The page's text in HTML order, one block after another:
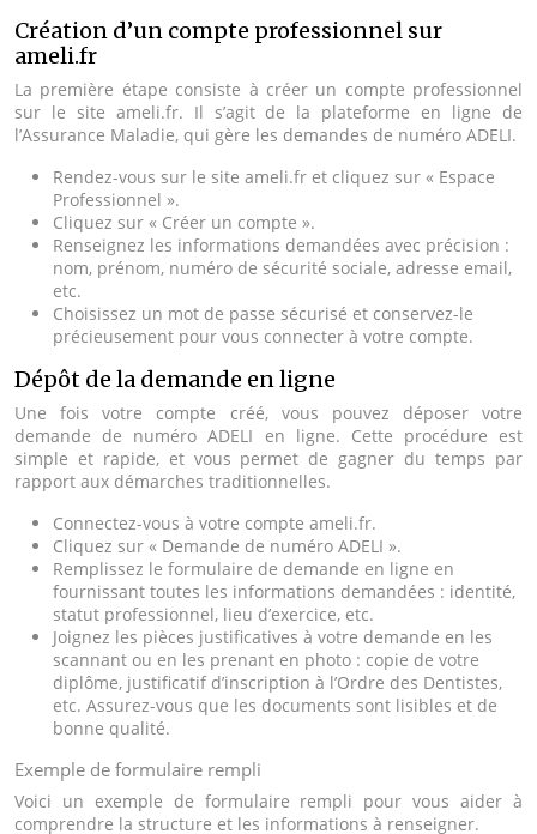
Création d’un compte professionnel sur
ameli.fr
La première étape consiste à créer un compte professionnel
sur le site ameli.fr. Il s’agit de la plateforme en ligne de
l’Assurance Maladie, qui gère les demandes de numéro ADELI.
Rendez-vous sur le site ameli.fr et cliquez sur « Espace
Professionnel ».
Cliquez sur « Créer un compte ».
Renseignez les informations demandées avec précision :
nom, prénom, numéro de sécurité sociale, adresse email,
etc.
Choisissez un mot de passe sécurisé et conservez-le
précieusement pour vous connecter à votre compte.
Dépôt de la demande en ligne
Une fois votre compte créé, vous pouvez déposer votre
demande de numéro ADELI en ligne. Cette procédure est
simple et rapide, et vous permet de gagner du temps par
rapport aux démarches traditionnelles.
Connectez-vous à votre compte ameli.fr.
Cliquez sur « Demande de numéro ADELI ».
Remplissez le formulaire de demande en ligne en
fournissant toutes les informations demandées : identité,
statut professionnel, lieu d’exercice, etc.
Joignez les pièces justificatives à votre demande en les
scannant ou en les prenant en photo : copie de votre
diplôme, justificatif d’inscription à l’Ordre des Dentistes,
etc. Assurez-vous que les documents sont lisibles et de
bonne qualité.
Exemple de formulaire rempli
Voici un exemple de formulaire rempli pour vous aider à
comprendre la structure et les informations à renseigner.